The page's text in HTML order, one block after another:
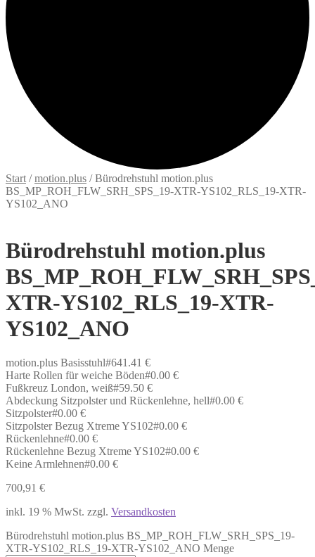
Start /motion.plus /Bürodrehstuhl motion.plus
BS_MP_ROH_FLW_SRH_SPS_19-XTR-YS102_RLS_19-XTR-
YS102_ANO
Bürodrehstuhl motion.plus
XTR-YS102_RLS_19-XTR-
YS102_ANO
motion.plus Basisstuhl#641.41 €
Harte Rollen für weiche Böden#0.00 €
Fußkreuz London, weiß#59.50 €
Abdeckung Sitzpolster und Rückenlehne, hell#0.00 €
Sitzpolster#0.00 €
Sitzpolster Bezug Xtreme YS102#0.00 €
Rückenlehne#0.00 €
Rückenlehne Bezug Xtreme YS102#0.00 €
Keine Armlehnen#0.00 €
700,91 €
inkl. 19 % MwSt. zzgl. Versandkosten
Bürodrehstuhl motion.plus BS_MP_ROH_FLW_SRH_SPS_19-
XTR-YS102_RLS_19-XTR-YS102_ANO Menge